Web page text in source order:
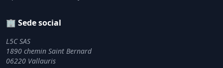
🏢 Sede social
L5C SAS
1890 chemin Saint Bernard
06220 Vallauris